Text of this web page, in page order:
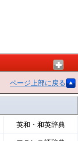
ページ上部に戻る
英和・和英辞典